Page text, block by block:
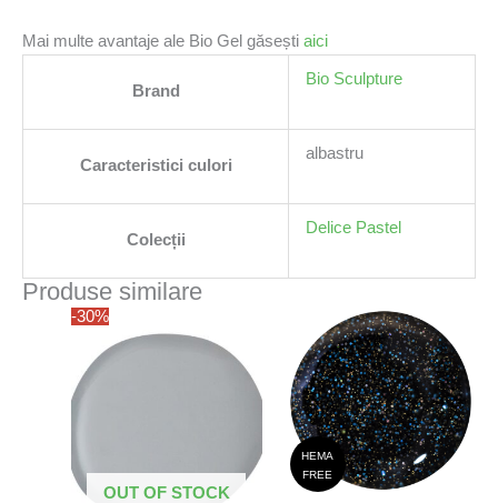
Mai multe avantaje ale Bio Gel găsești aici
Brand
Bio Sculpture
Caracteristici culori
albastru
Colecții
Delice Pastel
Produse similare
-30%
OUT OF STOCK
HEMA
FREE